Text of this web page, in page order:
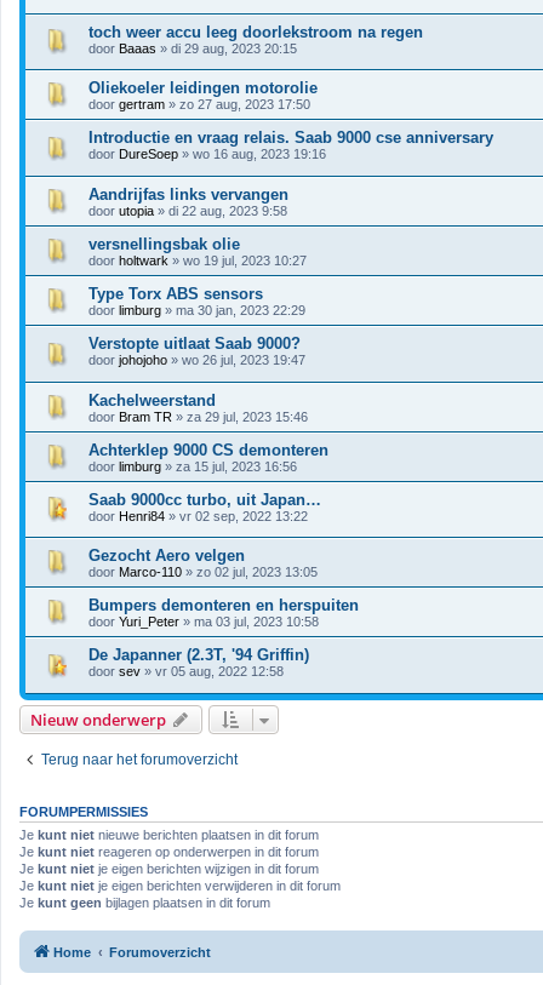
toch weer accu leeg doorlekstroom na regen
door Baaas » di 29 aug, 2023 20:15
Oliekoeler leidingen motorolie
door gertram » zo 27 aug, 2023 17:50
Introductie en vraag relais. Saab 9000 cse anniversary
door DureSoep » wo 16 aug, 2023 19:16
Aandrijfas links vervangen
door utopia » di 22 aug, 2023 9:58
versnellingsbak olie
door holtwark » wo 19 jul, 2023 10:27
Type Torx ABS sensors
door limburg » ma 30 jan, 2023 22:29
Verstopte uitlaat Saab 9000?
door johojoho » wo 26 jul, 2023 19:47
Kachelweerstand
door Bram TR » za 29 jul, 2023 15:46
Achterklep 9000 CS demonteren
door limburg » za 15 jul, 2023 16:56
Saab 9000cc turbo, uit Japan…
door Henri84 » vr 02 sep, 2022 13:22
Gezocht Aero velgen
door Marco-110 » zo 02 jul, 2023 13:05
Bumpers demonteren en herspuiten
door Yuri_Peter » ma 03 jul, 2023 10:58
De Japanner (2.3T, '94 Griffin)
door sev » vr 05 aug, 2022 12:58
Nieuw onderwerp
Terug naar het forumoverzicht
FORUMPERMISSIES
Je kunt niet nieuwe berichten plaatsen in dit forum
Je kunt niet reageren op onderwerpen in dit forum
Je kunt niet je eigen berichten wijzigen in dit forum
Je kunt niet je eigen berichten verwijderen in dit forum
Je kunt geen bijlagen plaatsen in dit forum
Home Forumoverzicht